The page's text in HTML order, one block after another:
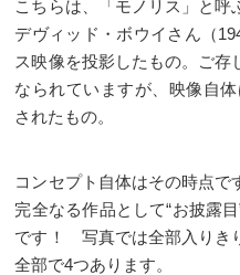
こちらは、「モノリス」と
デヴィッド・ボウイさん（
ス映像を投影したもの。ご存
なられていますが、映像自
されたもの。
コンセプト自体はその時点で
完全なる作品として“お披露
です！ 写真では全部入りき
全部で4つあります。